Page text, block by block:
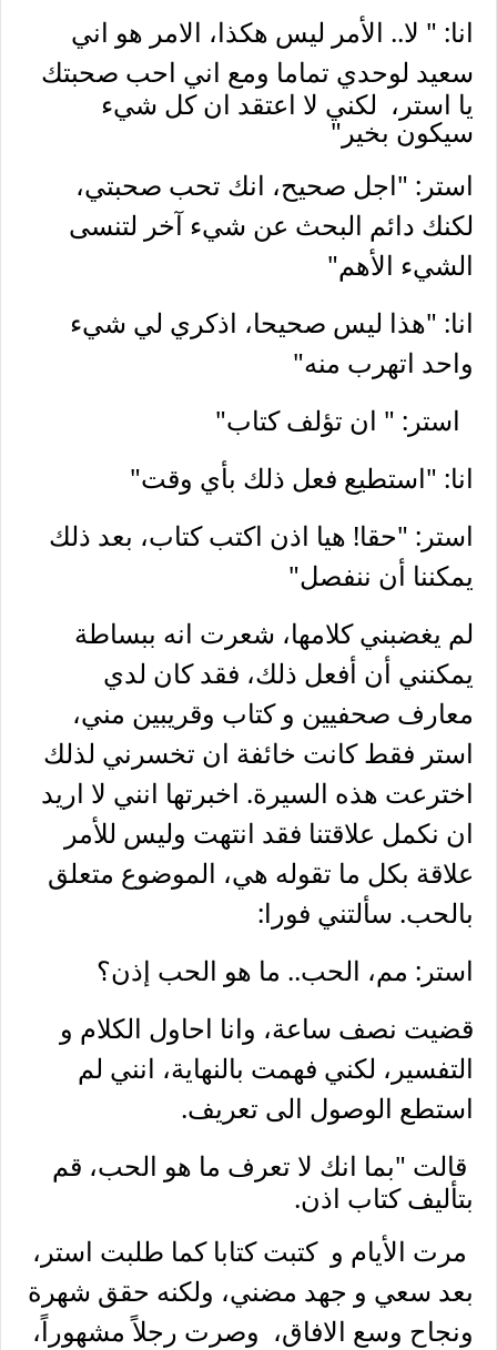
انا: " لا.. الأمر ليس هكذا، الامر هو اني
سعيد لوحدي تماما ومع اني احب صحبتك
يا استر، لكني لا اعتقد ان كل شيء
سيكون بخير"
استر: "اجل صحيح، انك تحب صحبتي،
لكنك دائم البحث عن شيء آخر لتنسى
الشيء الأهم"
انا: "هذا ليس صحيحا، اذكري لي شيء
واحد اتهرب منه"
استر: " ان تؤلف كتاب"
انا: "استطيع فعل ذلك بأي وقت"
استر: "حقا! هيا اذن اكتب كتاب، بعد ذلك
يمكننا أن ننفصل"
لم يغضبني كلامها، شعرت انه ببساطة
يمكنني أن أفعل ذلك، فقد كان لدي
معارف صحفيين و كتاب وقريبين مني،
استر فقط كانت خائفة ان تخسرني لذلك
اخترعت هذه السيرة. اخبرتها انني لا اريد
ان نكمل علاقتنا فقد انتهت وليس للأمر
علاقة بكل ما تقوله هي، الموضوع متعلق
بالحب. سألتني فورا:
استر: مم، الحب.. ما هو الحب إذن؟
قضيت نصف ساعة، وانا احاول الكلام و
التفسير، لكني فهمت بالنهاية، انني لم
استطع الوصول الى تعريف.
قالت "بما انك لا تعرف ما هو الحب، قم
بتأليف كتاب اذن.
مرت الأيام و كتبت كتابا كما طلبت استر،
بعد سعي و جهد مضني، ولكنه حقق شهرة
ونجاح وسع الافاق، وصرت رجلاً مشهوراً،